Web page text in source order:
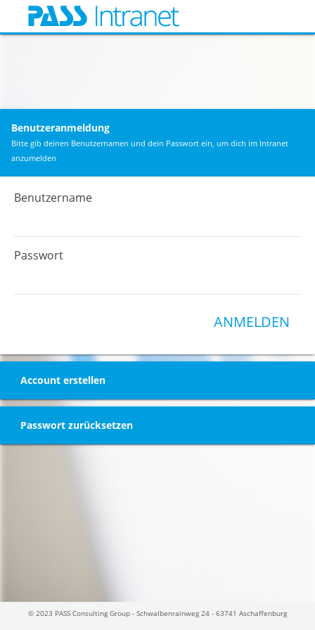
Benutzeranmeldung
Bitte gib deinen Benutzernamen und dein Passwort ein, um dich im Intranet
anzumelden
Benutzername
Passwort
ANMELDEN
Account erstellen
Passwort zurücksetzen
© 2023 PASS Consulting Group - Schwalbenrainweg 24 - 63741 Aschaffenburg